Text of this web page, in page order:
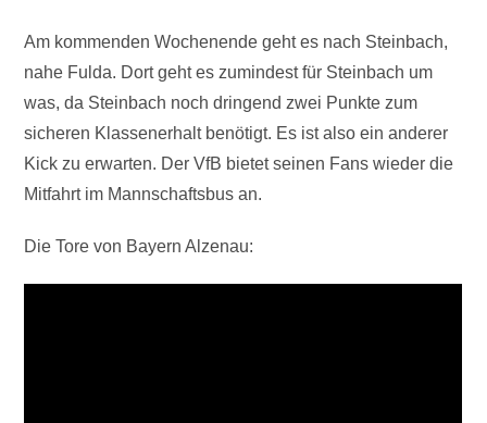
Am kommenden Wochenende geht es nach Steinbach,
nahe Fulda. Dort geht es zumindest für Steinbach um
was, da Steinbach noch dringend zwei Punkte zum
sicheren Klassenerhalt benötigt. Es ist also ein anderer
Kick zu erwarten. Der VfB bietet seinen Fans wieder die
Mitfahrt im Mannschaftsbus an.
Die Tore von Bayern Alzenau: